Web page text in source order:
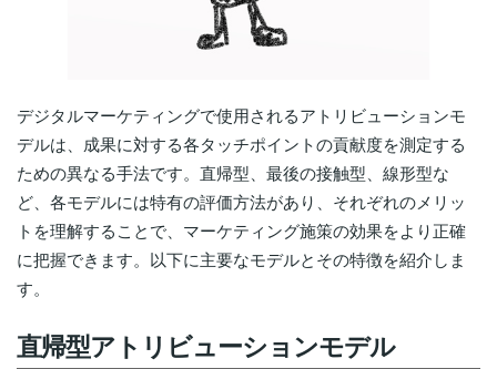
デジタルマーケティングで使用されるアトリビューションモ
デルは、成果に対する各タッチポイントの貢献度を測定する
ための異なる手法です。直帰型、最後の接触型、線形型な
ど、各モデルには特有の評価方法があり、それぞれのメリッ
トを理解することで、マーケティング施策の効果をより正確
に把握できます。以下に主要なモデルとその特徴を紹介しま
す。
直帰型アトリビューションモデル